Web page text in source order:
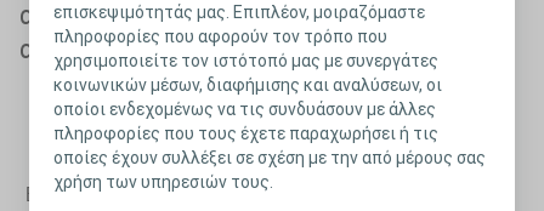
επισκεψιμότητάς μας. Επιπλέον, μοιραζόμαστε
πληροφορίες που αφορούν τον τρόπο που
χρησιμοποιείτε τον ιστότοπό μας με συνεργάτες
κοινωνικών μέσων, διαφήμισης και αναλύσεων, οι
οποίοι ενδεχομένως να τις συνδυάσουν με άλλες
πληροφορίες που τους έχετε παραχωρήσει ή τις
οποίες έχουν συλλέξει σε σχέση με την από μέρους σας
χρήση των υπηρεσιών τους.
ανδρικής
ακράτειας ούρων.
ακράτεια;
Μάθετε περισσότερα για τους
επεμβατικούς τρόπους
αντιμετώπισης της ανδρικής
ακράτειας ούρων
Επιστροφή